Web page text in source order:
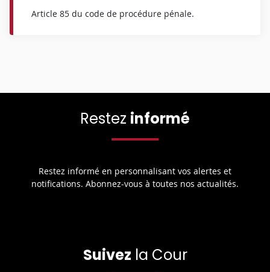
Article 85 du code de procédure pénale.
Restez informé
Restez informé en personnalisant vos alertes et
notifications. Abonnez-vous à toutes nos actualités.
Suivez la Cour